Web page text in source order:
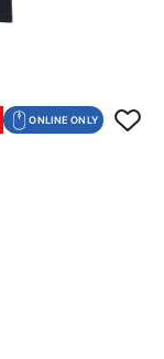
ONLINE ONLY